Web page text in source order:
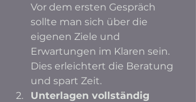
Vor dem ersten Gespräch
sollte man sich über die
eigenen Ziele und
Erwartungen im Klaren sein.
Dies erleichtert die Beratung
und spart Zeit.
Unterlagen vollständig